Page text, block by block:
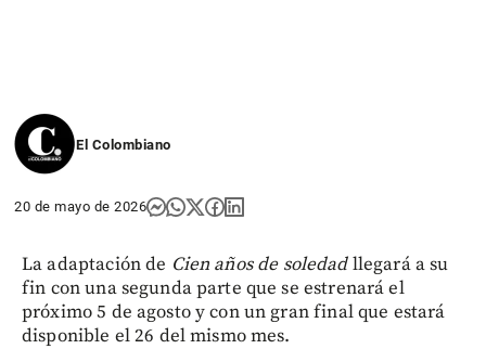
El Colombiano
20 de mayo de 2026
La adaptación de Cien años de soledadllegará a su
fin con una segunda parte que se estrenará el
próximo 5 de agosto y con un gran final que estará
disponible el 26 del mismo mes.